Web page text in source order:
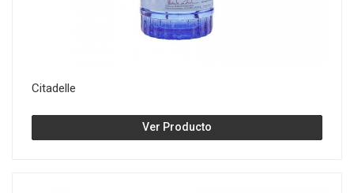
Citadelle
Ver Producto